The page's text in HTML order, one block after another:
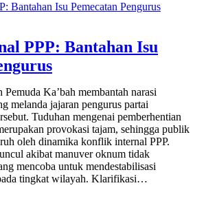
PPP: Bantahan Isu
Ka’bah membantah narasi
melanda jajaran pengurus partai
Tuduhan mengenai pemberhentian
provokasi tajam, sehingga publik
oleh dinamika konflik internal PPP.
akibat manuver oknum tidak
mencoba untuk mendestabilisasi
tingkat wilayah. Klarifikasi…